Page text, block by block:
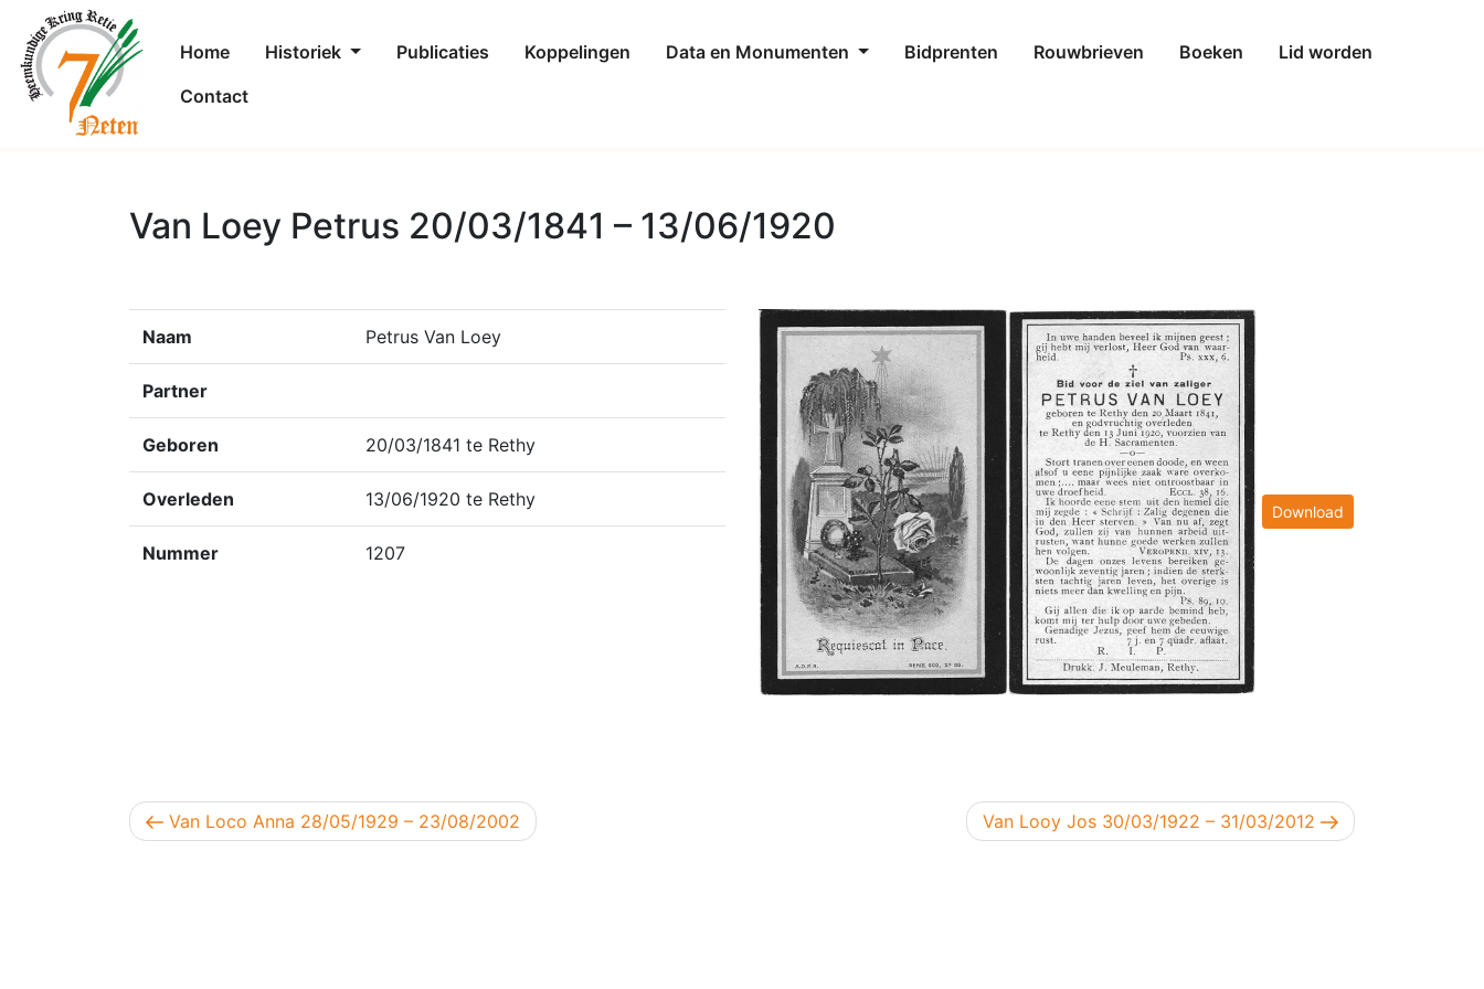
Home Historiek Publicaties Koppelingen Data en Monumenten Bidprenten Rouwbrieven Boeken
Lid worden
Contact
Van Loey Petrus 20/03/1841 – 13/06/1920
Naam Petrus Van Loey
Partner
Geboren 20/03/1841 te Rethy
Overleden 13/06/1920 te Rethy
Nummer 1207
Download
Berichtnavigatie
Vorig bericht
Van Loco Anna 28/05/1929 – 23/08/2002 Volgend bericht
Van Looy Jos 30/03/1922 – 31/03/2012